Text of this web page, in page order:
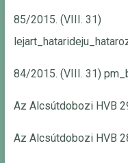
85/2015. (VIII. 31)
84/2015. (VIII. 31)
Az Alcsútdobozi HVB
Az Alcsútdobozi HVB